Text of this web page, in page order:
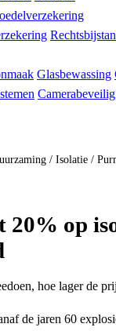
Glasbewassing
/ Isolatie /
20% op
hoe lager de
de jaren 60